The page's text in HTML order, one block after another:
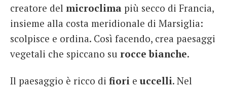
creatore del microclima più secco di Francia,
insieme alla costa meridionale di Marsiglia:
scolpisce e ordina. Così facendo, crea paesaggi
vegetali che spiccano su rocce bianche.
Il paesaggio è ricco di fiori e uccelli. Nel